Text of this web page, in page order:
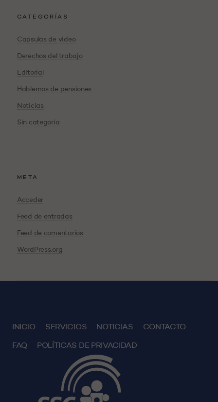
CATEGORÍAS
Capsulas de video
Derechos del trabajo
Editorial
Hablemos de pensiones
Noticias
Sin categoría
META
Acceder
Feed de entradas
Feed de comentarios
WordPress.org
INICIO SERVICIOS NOTICIAS CONTACTO
FAQ POLÍTICAS DE PRIVACIDAD